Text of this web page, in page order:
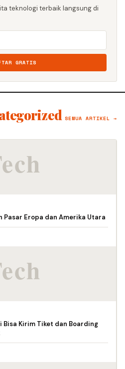
teknologi terbaik langsung di
GRATIS
SEMUA ARTIKEL →
Pasar Eropa dan Amerika Utara
Bisa Kirim Tiket dan Boarding